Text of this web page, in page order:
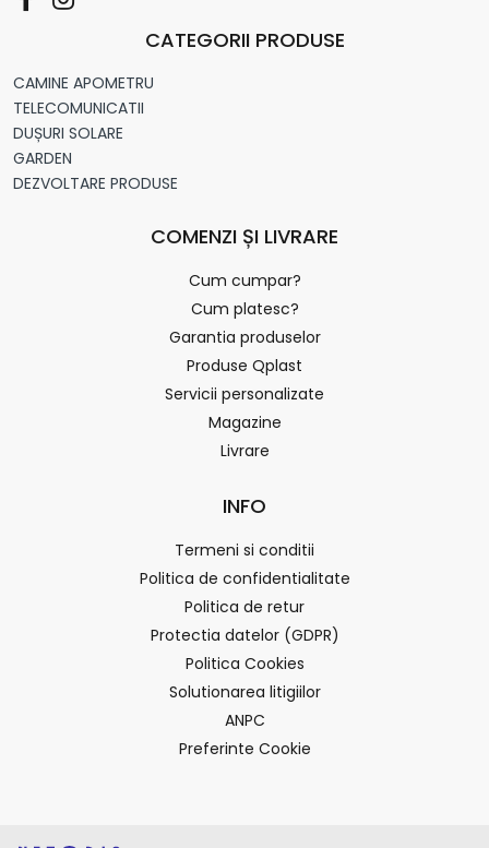
CATEGORII PRODUSE
CAMINE APOMETRU
TELECOMUNICATII
DUȘURI SOLARE
GARDEN
DEZVOLTARE PRODUSE
COMENZI ȘI LIVRARE
Cum cumpar?
Cum platesc?
Garantia produselor
Produse Qplast
Servicii personalizate
Magazine
Livrare
INFO
Termeni si conditii
Politica de confidentialitate
Politica de retur
Protectia datelor (GDPR)
Politica Cookies
Solutionarea litigiilor
ANPC
Preferinte Cookie